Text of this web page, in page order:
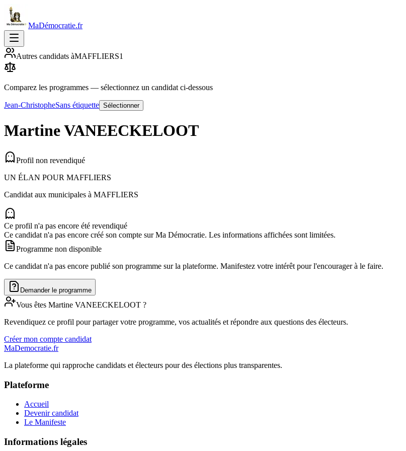
MaDémocratie.fr
Autres candidats àMAFFLIERS1
Comparez les programmes — sélectionnez un candidat ci-dessous
Jean-ChristopheSans étiquette Sélectionner
MartineVANEECKELOOT
Profil non revendiqué
UN ÉLAN POUR MAFFLIERS
Candidat aux municipales à MAFFLIERS
Ce profil n'a pas encore été revendiqué
Ce candidat n'a pas encore créé son compte sur Ma Démocratie. Les informations affichées sont limitées.
Programme non disponible
Ce candidat n'a pas encore publié son programme sur la plateforme. Manifestez votre intérêt pour l'encourager à le faire.
Demander le programme
Vous êtes Martine VANEECKELOOT ?
Revendiquez ce profil pour partager votre programme, vos actualités et répondre aux questions des électeurs.
Créer mon compte candidat
MaDemocratie.fr
La plateforme qui rapproche candidats et électeurs pour des élections plus transparentes.
Plateforme
Accueil
Devenir candidat
Le Manifeste
Informations légales